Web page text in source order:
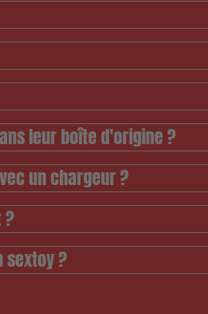
leur boîte d'origine ?
un chargeur ?
?
sextoy ?